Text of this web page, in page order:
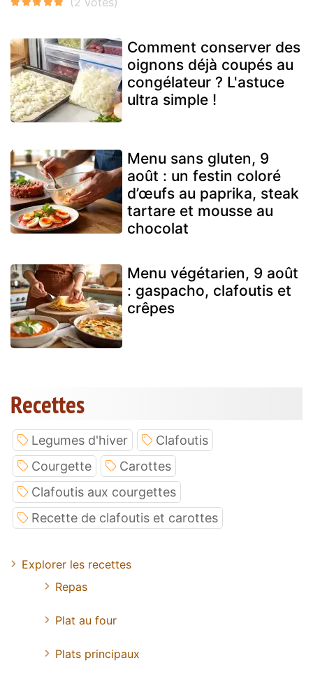
Comment conserver des
oignons déjà coupés au
congélateur ? L'astuce
ultra simple !
Menu sans gluten, 9
août : un festin coloré
d’œufs au paprika, steak
tartare et mousse au
chocolat
Menu végétarien, 9 août
: gaspacho, clafoutis et
crêpes
Recettes
Legumes d'hiver
Clafoutis
Courgette
Carottes
Clafoutis aux courgettes
Recette de clafoutis et carottes
Explorer les recettes
Repas
Plat au four
Plats principaux